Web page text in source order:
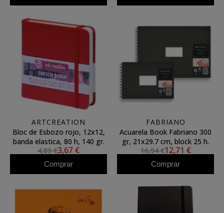
ARTCREATION
Bloc de Esbozo rojo, 12x12,
banda elastica, 80 h, 140 gr.
4,89 €3,67 €
Comprar
FABRIANO
Acuarela Book Fabriano 300
gr, 21x29.7 cm, block 25 h.
16,94 €12,71 €
Comprar